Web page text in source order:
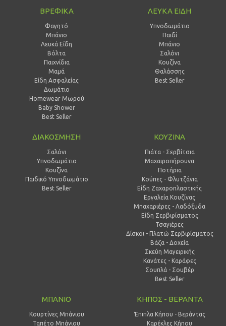
ΒΡΕΦΙΚΑ
Φαγητό
Μπάνιο
Λευκά Είδη
Βόλτα
Παιχνίδια
Μαμά
Είδη Ασφαλείας
Δωμάτιο
Homewear Μωρού
Baby Shower
Best Seller
ΛΕΥΚΑ ΕΙΔΗ
Υπνοδωμάτιο
Παιδί
Mπάνιο
Σαλόνι
Κουζίνα
Θαλάσσης
Best Seller
ΔΙΑΚΟΣΜΗΣΗ
Σαλόνι
Υπνοδωμάτιο
Κουζίνα
Παιδικό Υπνοδωμάτιο
Best Seller
ΚΟΥΖΙΝΑ
Πιάτα - Σερβίτσια
Μαχαιροπήρουνα
Ποτήρια
Κούπες - Φλυτζάνια
Είδη Ζαχαροπλαστικής
Εργαλεία Κουζίνας
Μπαχαριέρες - Λαδόξυδα
Είδη Σερβιρίσματος
Τσαγιέρες
Δίσκοι - Πλατώ Σερβιρίσματος
Βάζα - Δοχεία
Σκεύη Μαγειρικής
Κανάτες - Καράφες
Σουπλά - Σουβέρ
Best Seller
ΜΠΑΝΙΟ
Κουρτίνες Μπάνιου
Ταπέτο Μπάνιου
ΚΗΠΟΣ - ΒΕΡΑΝΤΑ
Έπιπλα Κήπου - Βεράντας
Καρέκλες Κήπου